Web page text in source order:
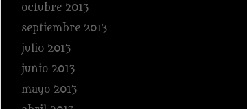
octubre 2013
septiembre 2013
julio 2013
junio 2013
mayo 2013